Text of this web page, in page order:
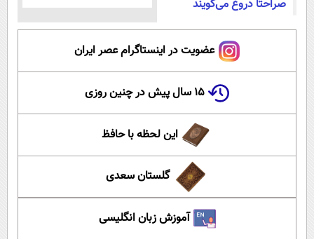
صراحتا دروغ می‌گویند
عضویت در اینستاگرام عصر ایران
۱۵ سال پیش در چنین روزی
این لحظه با حافظ
گلستان سعدی
آموزش زبان انگلیسی